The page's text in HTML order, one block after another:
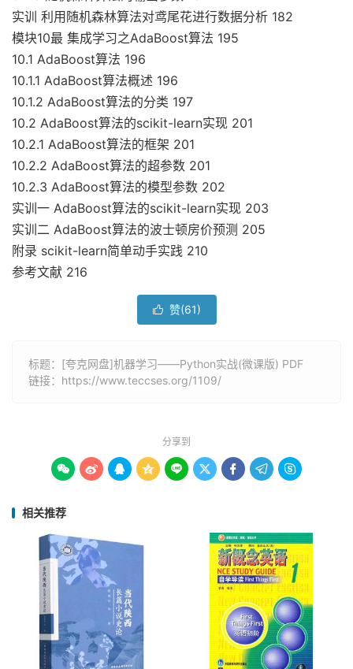
实训 利用随机森林算法对鸢尾花进行数据分析 182
模块10最 集成学习之AdaBoost算法 195
10.1 AdaBoost算法 196
10.1.1 AdaBoost算法概述 196
10.1.2 AdaBoost算法的分类 197
10.2 AdaBoost算法的scikit-learn实现 201
10.2.1 AdaBoost算法的框架 201
10.2.2 AdaBoost算法的超参数 201
10.2.3 AdaBoost算法的模型参数 202
实训一 AdaBoost算法的scikit-learn实现 203
实训二 AdaBoost算法的波士顿房价预测 205
附录 scikit-learn简单动手实践 210
参考文献 216
 赞(61)
标题：[夸克网盘]机器学习——Python实战(微课版) PDF
链接： https://www.teccses.org/1109/
分享到
        
相关推荐